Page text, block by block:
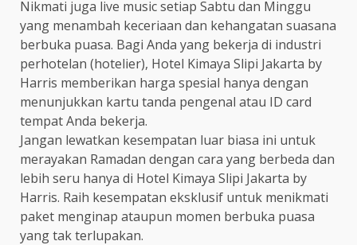
Nikmati juga live music setiap Sabtu dan Minggu
yang menambah keceriaan dan kehangatan suasana
berbuka puasa. Bagi Anda yang bekerja di industri
perhotelan (hotelier), Hotel Kimaya Slipi Jakarta by
Harris memberikan harga spesial hanya dengan
menunjukkan kartu tanda pengenal atau ID card
tempat Anda bekerja.
Jangan lewatkan kesempatan luar biasa ini untuk
merayakan Ramadan dengan cara yang berbeda dan
lebih seru hanya di Hotel Kimaya Slipi Jakarta by
Harris. Raih kesempatan eksklusif untuk menikmati
paket menginap ataupun momen berbuka puasa
yang tak terlupakan.